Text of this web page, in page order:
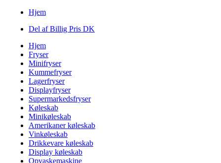
Hjem
Del af Billig Pris DK
Hjem
Fryser
Minifryser
Kummefryser
Lagerfryser
Displayfryser
Supermarkedsfryser
Køleskab
Minikøleskab
Amerikaner køleskab
Vinkøleskab
Drikkevare køleskab
Display køleskab
Opvaskemaskine